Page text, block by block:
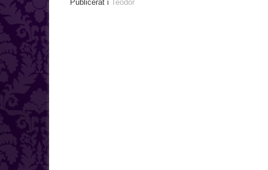
Publicerat i Teodor